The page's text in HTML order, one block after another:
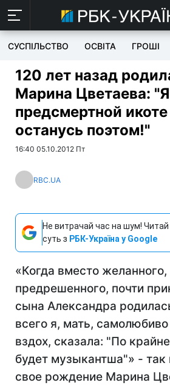
СУСПІЛЬСТВО ОСВІТА ГРОШІ
120 лет назад
Марина Цветаева:
предсмертной икоте
останусь поэтом!"
16:40 05.10.2012 Пт
RBC.UA
Не витрачай час на шум! Читай
суть з РБК-Україна у Google
«Когда вместо желанного,
предрешенного, почти
сына Александра
всего я, мать, самолюбиво
вздох, сказала: "По
будет музыкантша"» - так
свое рождение Марина